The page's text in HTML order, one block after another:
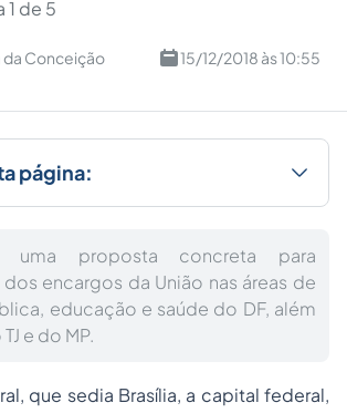
1 de 5
da Conceição 15/12/2018 às 10:55
página:
uma proposta concreta para
encargos da União nas áreas de
educação e saúde do DF, além
e do MP.
que sedia Brasília, a capital federal,